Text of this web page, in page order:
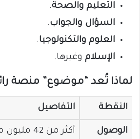
التعليم والصحة.
السؤال والجواب.
العلوم والتكنولوجيا.
الإسلام وغيرها.
لماذا تُعد “موضوع” منصة
النقطة التفاصيل
الوصول
أكثر من